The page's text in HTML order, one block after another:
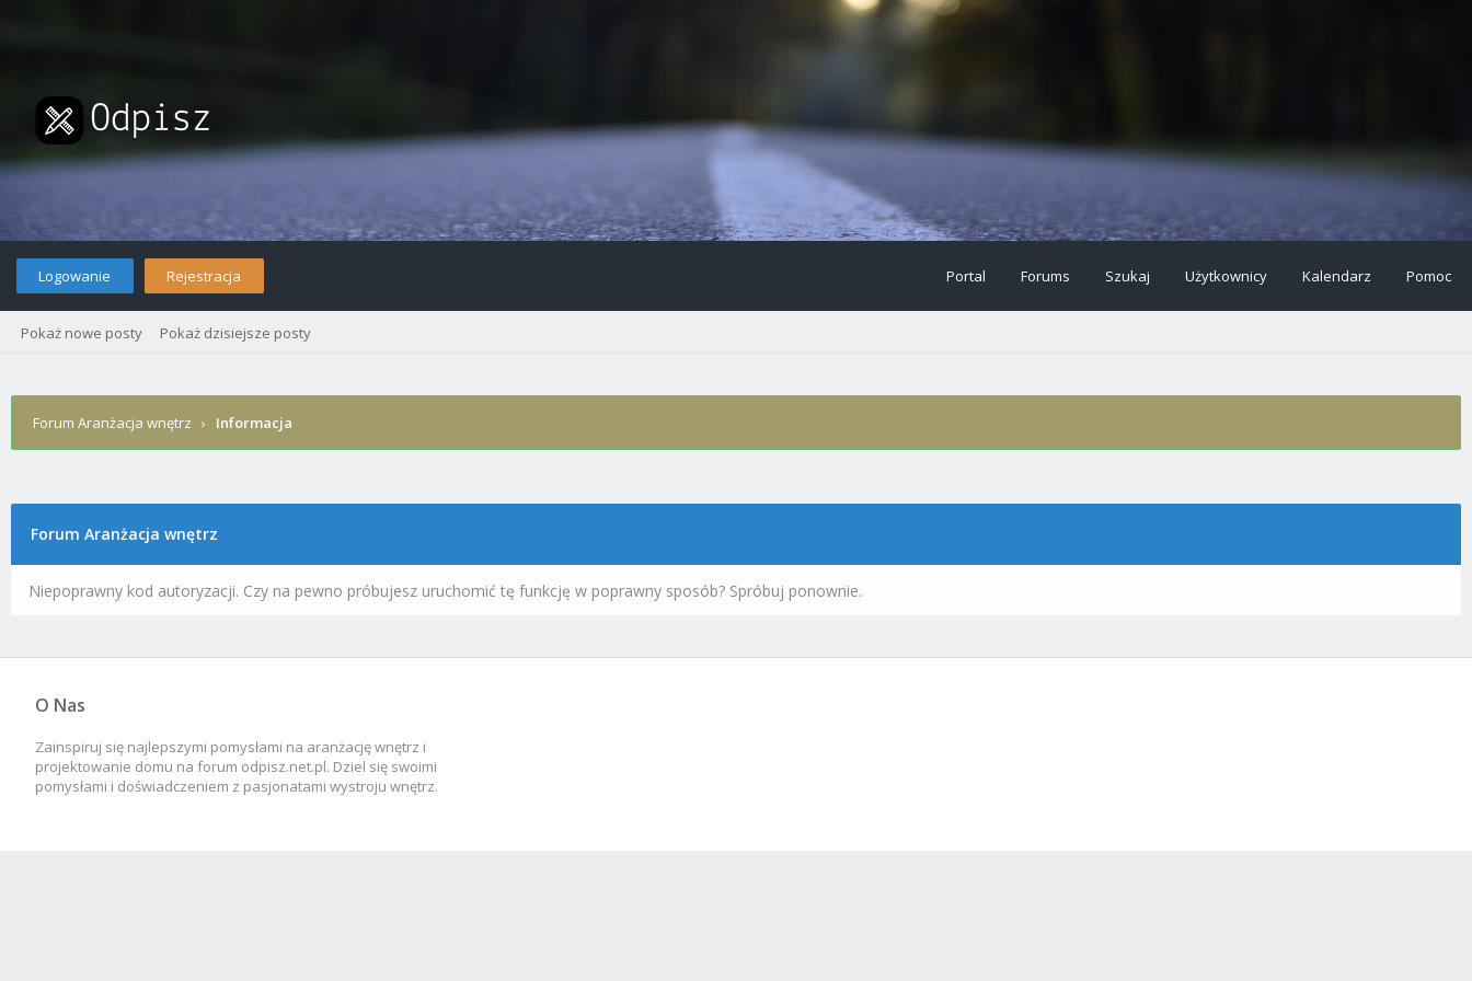
Logowanie Rejestracja Portal Forums Szukaj Użytkownicy Kalendarz Pomoc
Pokaż nowe posty Pokaż dzisiejsze posty
Forum Aranżacja wnętrz › Informacja
Forum Aranżacja wnętrz
Niepoprawny kod autoryzacji. Czy na pewno próbujesz uruchomić tę funkcję w poprawny sposób? Spróbuj ponownie.
O Nas
Zainspiruj się najlepszymi pomysłami na aranżację wnętrz i
projektowanie domu na forum odpisz.net.pl. Dziel się swoimi
pomysłami i doświadczeniem z pasjonatami wystroju wnętrz.